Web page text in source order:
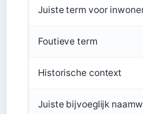
Juiste term voor
Foutieve term
Historische context
Juiste bijvoeglijk